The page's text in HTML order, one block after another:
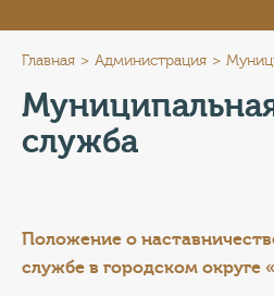
ПРЕСС-ЦЕНТР
ТУРИСТАМ
ГЕРОИ Z
Главная Администрация
служба
Положение о
службе в городском округе